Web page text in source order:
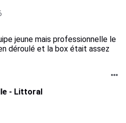
jeune mais professionnelle le
déroulé et la box était assez
- Littoral